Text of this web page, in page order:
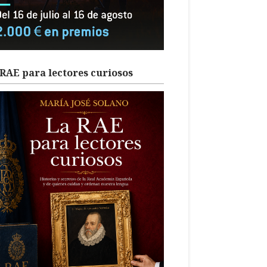
para lectores curiosos